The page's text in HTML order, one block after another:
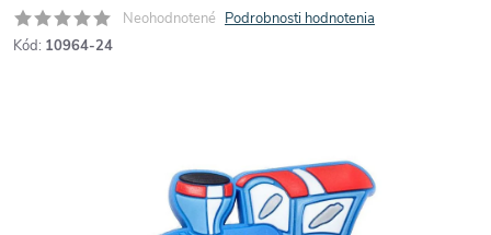
Neohodnotené Podrobnosti hodnotenia
Kód: 10964-24